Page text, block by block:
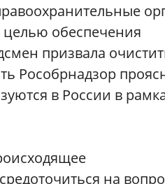
целью обеспечения
призвала
Рособрнадзор
в России в
на